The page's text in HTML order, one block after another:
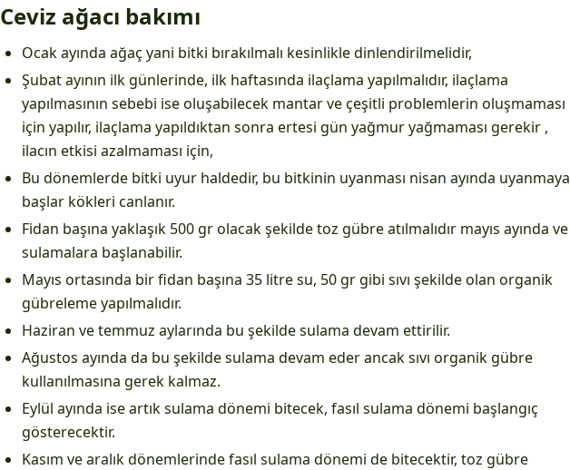
Ceviz ağacı bakımı
Ocak ayında ağaç yani bitki bırakılmalı kesinlikle dinlendirilmelidir,
Şubat ayının ilk günlerinde, ilk haftasında ilaçlama yapılmalıdır, ilaçlama
yapılmasının sebebi ise oluşabilecek mantar ve çeşitli problemlerin oluşmaması
için yapılır, ilaçlama yapıldıktan sonra ertesi gün yağmur yağmaması gerekir ,
ilacın etkisi azalmaması için,
Bu dönemlerde bitki uyur haldedir, bu bitkinin uyanması nisan ayında uyanmaya
başlar kökleri canlanır.
Fidan başına yaklaşık 500 gr olacak şekilde toz gübre atılmalıdır mayıs ayında ve
sulamalara başlanabilir.
Mayıs ortasında bir fidan başına 35 litre su, 50 gr gibi sıvı şekilde olan organik
gübreleme yapılmalıdır.
Haziran ve temmuz aylarında bu şekilde sulama devam ettirilir.
Ağustos ayında da bu şekilde sulama devam eder ancak sıvı organik gübre
kullanılmasına gerek kalmaz.
Eylül ayında ise artık sulama dönemi bitecek, fasıl sulama dönemi başlangıç
gösterecektir.
Kasım ve aralık dönemlerinde fasıl sulama dönemi de bitecektir, toz gübre